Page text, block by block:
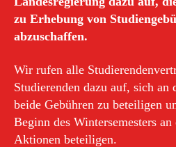
zu Erhebung von
abzuschaffen.
Wir rufen alle
Studierenden dazu auf, sich an
beide Gebühren zu beteiligen
Beginn des Wintersemesters an
Aktionen beteiligen.